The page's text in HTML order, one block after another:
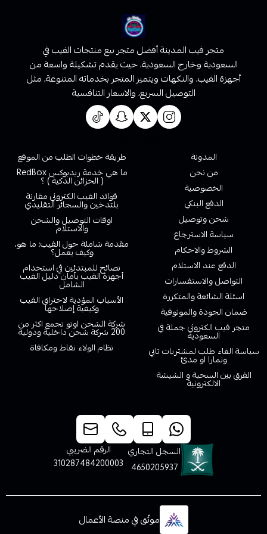
متجر فيب المدينة أفضل متجر بيع منتجات الفيب في
السعودية وخارج السعودية، حيث يقدم تشكيلة واسعة من
أجهزة الفيب، والنكهات ويتميز المتجر بخدماته المتنوعة، مثل
التوصيل السريع، والاسعار التنافسية
المدونة
من نحن
الخصوصية
الدفع البنكي
شحن وتوصيل
سياسة الاسترجاع
الشروط والاحكام
الدفع عند الاستلام
التواصل والاستفسارات
اسئلة الشائعة والمتكررة
ضمان الجودة والموثوقية
متجر فيب الكتروني جملة في
السعودية
سياسة الغاء طلب لمشتريات تابي
وتمارا او مدئ
الفرق بين السحبة و الشيشة
الالكترونية
طريقة خطوات الطلب من الموقع
ما هي خدمة ريدبوكس RedBox
( الخزائن الذكية ) ؟
فوائد الفيب الكتروني مقارنة
بلتدخين والسجائر التقليدي
اوقات التوصيل والشحن
والاستلام
مقدمة شاملة حول الفيب: ما هو،
وكيف يعمل؟
نصائح للمبتدئين في استخدام
أجهزة الفيب بأمان دليل الفيب
الشامل
الأسباب المؤدية لاحتراق الفيب
وكيفية إصلاحها
شركة الشحن اوتو تجمع اكثر من
200 شركة شحن داخلية ودولية
نظام الولاء نقاط ومكافاة
السجل التجاري
4650205937
الرقم الضريبي
310287484200003
موثّق في منصة الأعمال